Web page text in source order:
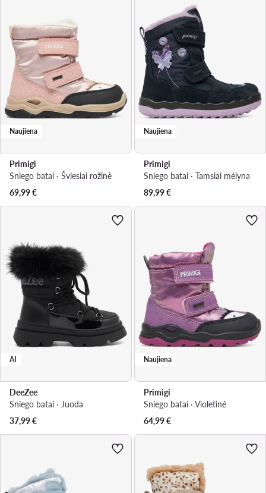
Naujiena
Primigi
Sniego batai · Šviesiai rožinė
69,99€
Naujiena
Primigi
Sniego batai · Tamsiai mėlyna
89,99€
AI
DeeZee
Sniego batai · Juoda
37,99€
Naujiena
Primigi
Sniego batai · Violetinė
64,99€